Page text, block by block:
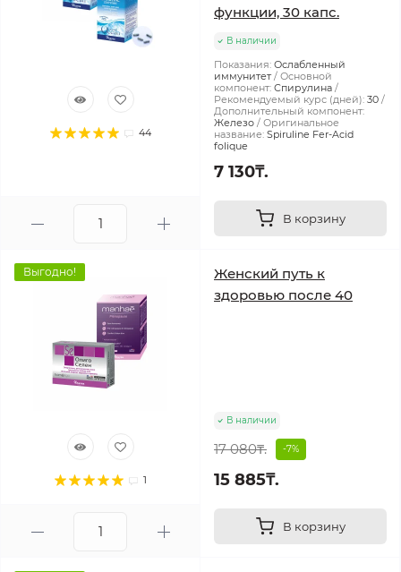
44
функции, 30 капс.
В наличии
Показания: Ослабленный
иммунитет
Основной
компонент: Спирулина
Рекомендуемый курс (дней): 30
Дополнительный компонент:
Железо
Оригинальное
название: Spiruline Fer-Acid
folique
7 130₸.
В корзину
Выгодно!
1
Женский путь к
здоровью после 40
В наличии
17 080₸. -7%
15 885₸.
В корзину